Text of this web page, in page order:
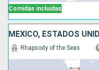
Comidas incluidas
MÉXICO, ESTADOS
Rhapsody of the Seas